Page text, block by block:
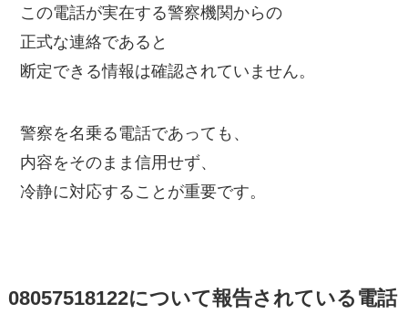
この電話が実在する警察機関からの
正式な連絡であると
断定できる情報は確認されていません。
警察を名乗る電話であっても、
内容をそのまま信用せず、
冷静に対応することが重要です。
08057518122について報告されている電話